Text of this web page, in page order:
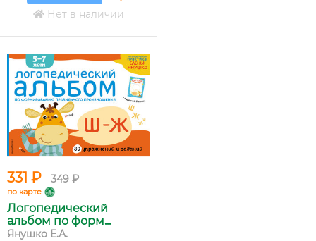
Нет в наличии
331 ₽ 349 ₽
по карте
Логопедический
альбом по форм...
Янушко Е.А.